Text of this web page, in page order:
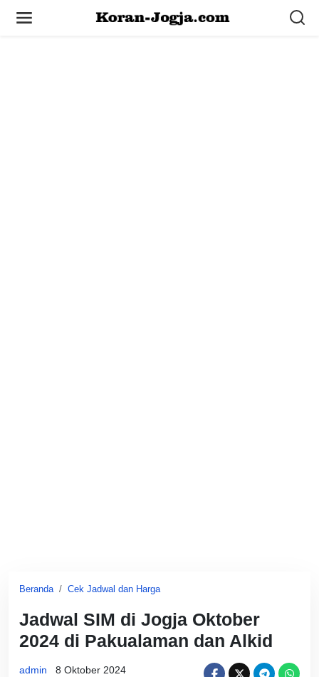
Beranda Cek Jadwal dan Harga
Jadwal SIM di Jogja Oktober
2024 di Pakualaman dan Alkid
admin 8 Oktober 2024